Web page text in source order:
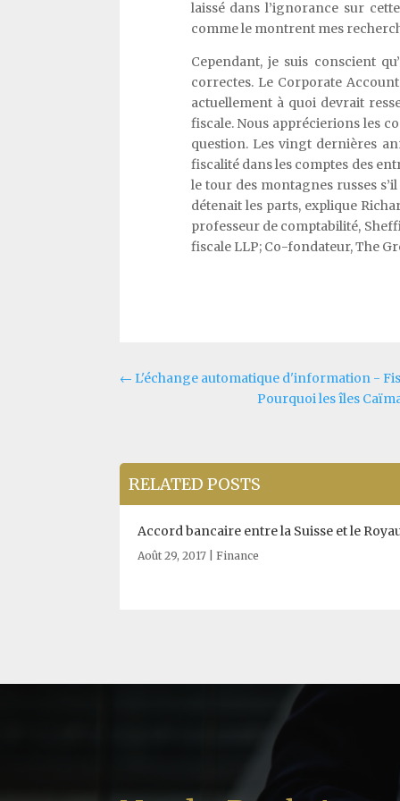
laissé dans l’ignorance sur
comme le montrent mes
Cependant, je suis conscient
correctes. Le Corporate
actuellement à quoi devrait
fiscale. Nous apprécierions les
question. Les vingt dernières
fiscalité dans les comptes des
le tour des montagnes russes
détenait les parts, explique
professeur de comptabilité,
fiscale LLP; Co-fondateur, The
← L'échange automatique d'information -
Pourquoi les îles
RELATED POSTS
Accord bancaire entre la Suisse et le
Août 29, 2017 |Finance